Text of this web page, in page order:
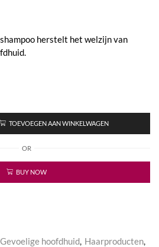
herstelt het welzijn van
TOEVOEGEN AAN WINKELWAGEN
OR
BUY NOW
Gevoelige hoofdhuid, Haarproducten,